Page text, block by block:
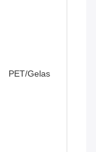
PET/Gelas